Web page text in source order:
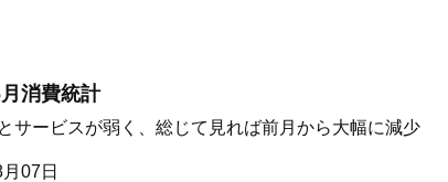
消費統計
サービスが弱く、総じて見れば前月から大幅に減少
07日